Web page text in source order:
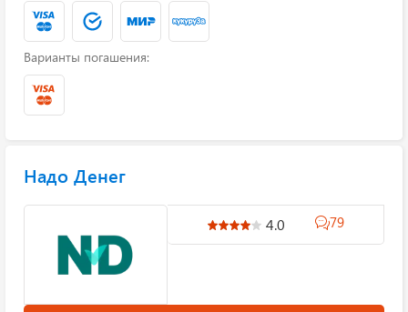
Варианты погашения:
Надо Денег
4.0 79